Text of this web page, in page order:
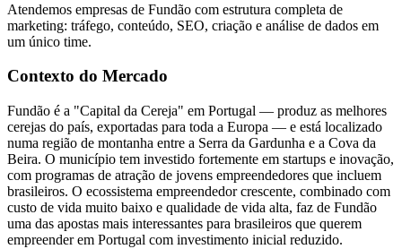
Atendemos empresas de Fundão com estrutura completa de
marketing: tráfego, conteúdo, SEO, criação e análise de dados em
um único time.
Contexto do Mercado
Fundão é a "Capital da Cereja" em Portugal — produz as melhores
cerejas do país, exportadas para toda a Europa — e está localizado
numa região de montanha entre a Serra da Gardunha e a Cova da
Beira. O município tem investido fortemente em startups e inovação,
com programas de atração de jovens empreendedores que incluem
brasileiros. O ecossistema empreendedor crescente, combinado com
custo de vida muito baixo e qualidade de vida alta, faz de Fundão
uma das apostas mais interessantes para brasileiros que querem
empreender em Portugal com investimento inicial reduzido.